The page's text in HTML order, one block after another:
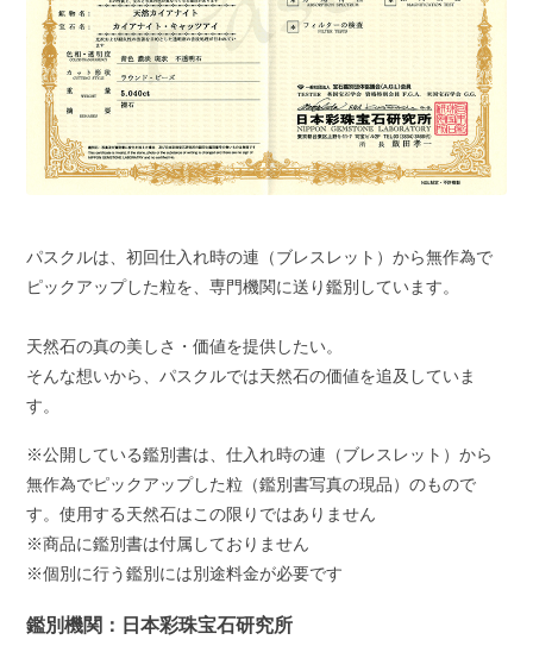
パスクルは、初回仕入れ時の連（ブレスレット）から無作為で
ピックアップした粒を、専門機関に送り鑑別しています。
天然石の真の美しさ・価値を提供したい。
そんな想いから、パスクルでは天然石の価値を追及していま
す。
※公開している鑑別書は、仕入れ時の連（ブレスレット）から
無作為でピックアップした粒（鑑別書写真の現品）のもので
す。使用する天然石はこの限りではありません
※商品に鑑別書は付属しておりません
※個別に行う鑑別には別途料金が必要です
鑑別機関：日本彩珠宝石研究所